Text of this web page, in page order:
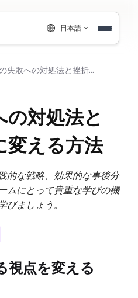
日本語
製品の失敗への対処法と挫折を成長に変える方法
対処法と
変える方法
的な戦略、効果的な事後分
ムにとって貴重な学びの機
びましょう。
視点を変える